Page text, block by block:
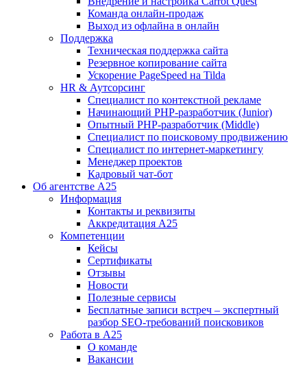
Команда онлайн-продаж
Выход из офлайна в онлайн
Поддержка
Техническая поддержка сайта
Резервное копирование сайта
Ускорение PageSpeed на Tilda
HR & Аутсорсинг
Специалист по контекстной рекламе
Начинающий PHP-разработчик (Junior)
Опытный PHP-разработчик (Middle)
Специалист по поисковому продвижению
Специалист по интернет-маркетингу
Менеджер проектов
Кадровый чат-бот
Об агентстве А25
Информация
Контакты и реквизиты
Аккредитация А25
Компетенции
Кейсы
Сертификаты
Отзывы
Новости
Полезные сервисы
Бесплатные записи встреч – экспертный
разбор SEO-требований поисковиков
Работа в А25
О команде
Вакансии